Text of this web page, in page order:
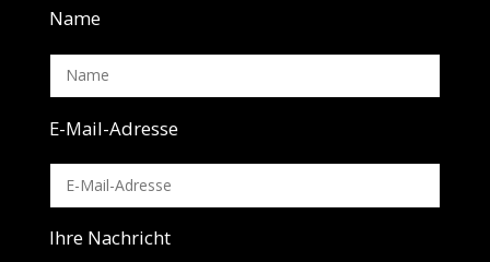
Name
E-Mail-Adresse
Ihre Nachricht